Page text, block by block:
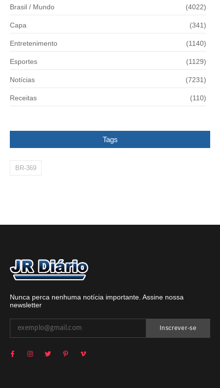
Brasil / Mundo (4022)
Capa (341)
Entretenimento (1140)
Esportes (1129)
Notícias (7231)
Receitas (110)
Tags
BR-369
Nunca perca nenhuma notícia importante. Assine nossa
newsletter
Inscrever-se